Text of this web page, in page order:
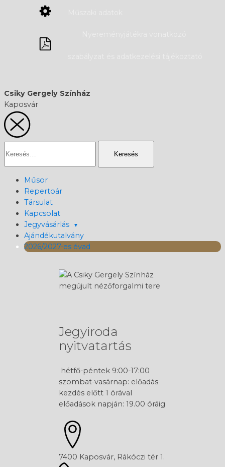
Csiky Gergely Színház
Kaposvár
Műsor
Repertoár
Társulat
Kapcsolat
Jegyvásárlás
Ajándékutalvány
2026/2027-es évad
Jegyiroda
nyitvatartás
hétfő-péntek 9:00-17:00
szombat-vasárnap: előadás
kezdés előtt 1 órával
előadások napján: 19.00 óráig
7400 Kaposvár, Rákóczi tér 1.